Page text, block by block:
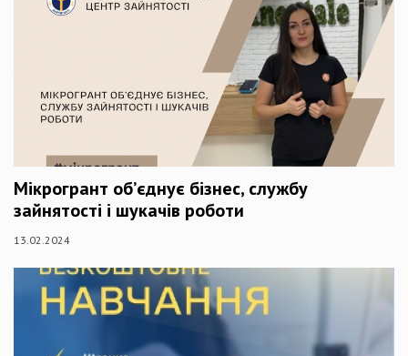
Мікрогрант об’єднує бізнес, службу
зайнятості і шукачів роботи
13.02.2024